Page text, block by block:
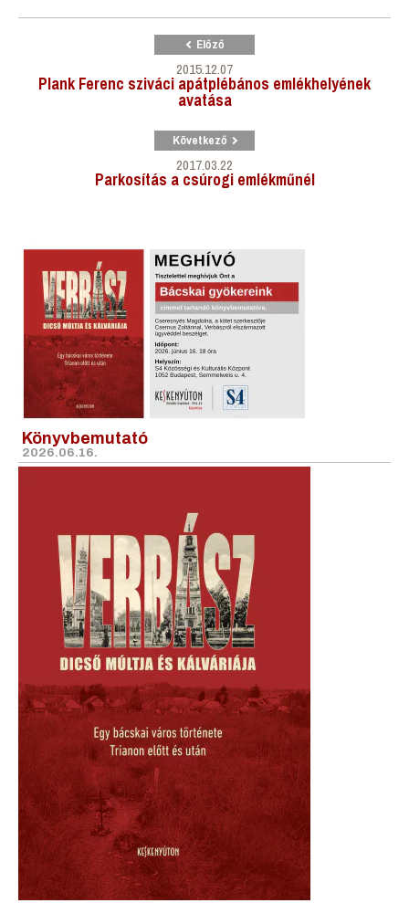
Előző
2015.12.07
Plank Ferenc sziváci apátplébános emlékhelyének
avatása
Következő
2017.03.22
Parkosítás a csúrogi emlékműnél
Könyvbemutató
2026.06.16.